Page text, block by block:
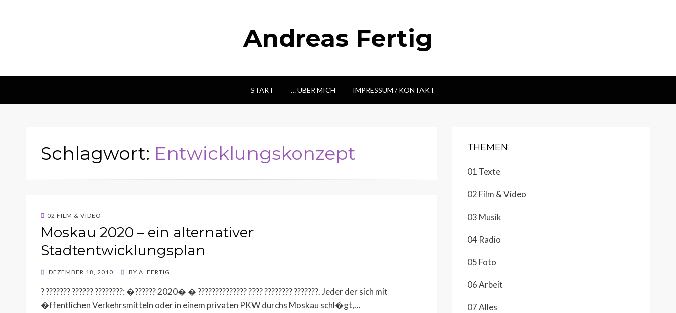
Andreas Fertig
START … ÜBER MICH IMPRESSUM / KONTAKT
Schlagwort: Entwicklungskonzept
02 FILM & VIDEO
Moskau 2020 – ein alternativer
Stadtentwicklungsplan
POSTED
DEZEMBER 18, 2010 BY A. FERTIG
? ??????? ?????? ????????: �?????? 2020� � ?????????????? ???? ???????? ???????. Jeder der sich mit
�ffentlichen Verkehrsmitteln oder in einem privaten PKW durchs Moskau schl�gt,…
THEMEN:
01 Texte
02 Film & Video
03 Musik
04 Radio
05 Foto
06 Arbeit
07 Alles